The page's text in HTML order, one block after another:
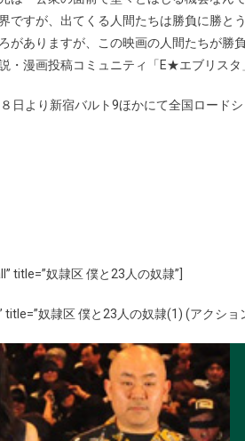
ですが、出てくる人間たちは勝負に勝と
がありますが、この映画の人間たちが勝
・漫画投稿コミュニティ「E★エブリスタ
より新宿バルト9ほかにて全国ロードシ
title=”奴隷区 僕と23人の奴隷”]
奴隷区 僕と23人の奴隷(1) (アクショ